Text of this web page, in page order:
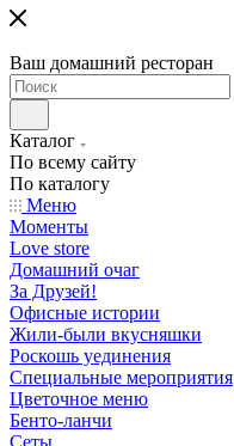
Ваш домашний ресторан
Каталог
По всему сайту
По каталогу
Меню
Моменты
Love store
Домашний очаг
За Друзей!
Офисные истории
Жили-были вкусняшки
Роскошь уединения
Специальные мероприятия
Цветочное меню
Бенто-ланчи
Сеты